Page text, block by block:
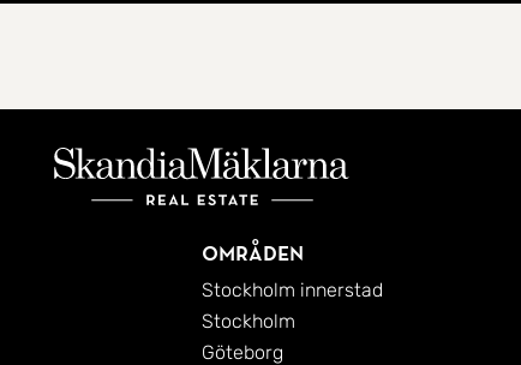
Områden
Stockholm innerstad
Stockholm
Göteborg